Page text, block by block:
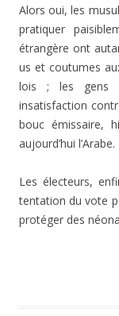
Alors oui, les
pratiquer
étrangère ont
us et coutumes
lois ; les gens
insatisfaction
bouc émissaire,
aujourd’hui l’Arabe.
Les électeurs,
tentation du vote
protéger des